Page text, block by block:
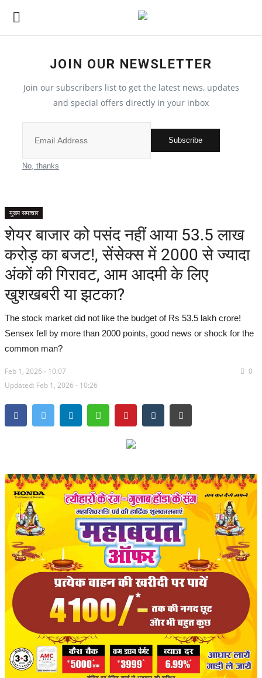
मुख्य समाचार
छत्तीसगढ़
All
सरगुजा संभाग
बिलासपुर संभाग
रायपुर संभाग
दुर्ग संभाग
बस्तर संभाग
राज्य
व्यापार
संपादकीय
रोजगार
राजनीति
मैगज़ीन की लेख
JOIN OUR NEWSLETTER
Join our subscribers list to get the latest news, updates
and special offers directly in your inbox
Subscribe
No, thanks
मुख्य समाचार
शेयर बाजार को पसंद नहीं आया 53.5 लाख
करोड़ का बजट!, सेंसेक्स में 2000 से ज्यादा
अंकों की गिरावट, आम आदमी के लिए
खुशखबरी या झटका?
The stock market did not like the budget of Rs 53.5 lakh crore!
Sensex fell by more than 2000 points, good news or shock for the
common man?
Feb 1, 2026 - 10:07
Updated: Feb 1, 2026 - 10:26
0